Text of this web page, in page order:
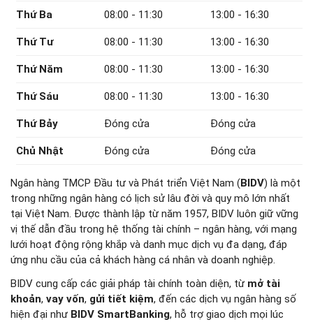
Thứ Ba 08:00 - 11:30 13:00 - 16:30
Thứ Tư 08:00 - 11:30 13:00 - 16:30
Thứ Năm 08:00 - 11:30 13:00 - 16:30
Thứ Sáu 08:00 - 11:30 13:00 - 16:30
Thứ Bảy Đóng cửa Đóng cửa
Chủ Nhật Đóng cửa Đóng cửa
Ngân hàng TMCP Đầu tư và Phát triển Việt Nam (BIDV) là một
trong những ngân hàng có lịch sử lâu đời và quy mô lớn nhất
tại Việt Nam. Được thành lập từ năm 1957, BIDV luôn giữ vững
vị thế dẫn đầu trong hệ thống tài chính – ngân hàng, với mạng
lưới hoạt động rộng khắp và danh mục dịch vụ đa dạng, đáp
ứng nhu cầu của cả khách hàng cá nhân và doanh nghiệp.
BIDV cung cấp các giải pháp tài chính toàn diện, từ mở tài
khoản, vay vốn, gửi tiết kiệm, đến các dịch vụ ngân hàng số
hiện đại như BIDV SmartBanking, hỗ trợ giao dịch mọi lúc